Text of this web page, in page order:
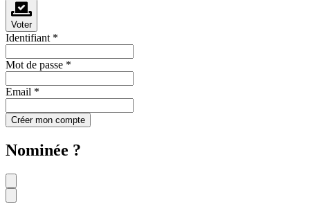
Voter
Identifiant *
Mot de passe *
Email *
Créer mon compte
Nominée ?